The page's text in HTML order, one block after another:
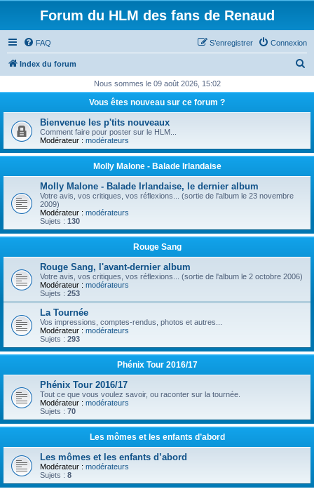
Forum du HLM des fans de Renaud
FAQ Connexion
S’enregistrer
Index du forum
h
r
Nous sommes le 09 août 2026, 15:02
Vous êtes nouveau sur ce forum ?
Bienvenue les p'tits nouveaux
Comment faire pour poster sur le HLM...
Modérateur : modérateurs
Molly Malone - Balade Irlandaise
Molly Malone - Balade Irlandaise, le dernier album
Votre avis, vos critiques, vos réflexions... (sortie de l'album le 23 novembre
2009)
Modérateur : modérateurs
Sujets : 130
Rouge Sang
Rouge Sang, l'avant-dernier album
Votre avis, vos critiques, vos réflexions... (sortie de l'album le 2 octobre 2006)
Modérateur : modérateurs
Sujets : 253
La Tournée
Vos impressions, comptes-rendus, photos et autres...
Modérateur : modérateurs
Sujets : 293
Phénix Tour 2016/17
Phénix Tour 2016/17
Tout ce que vous voulez savoir, ou raconter sur la tournée.
Modérateur : modérateurs
Sujets : 70
Les mômes et les enfants d’abord
Les mômes et les enfants d’abord
Modérateur : modérateurs
Sujets : 8